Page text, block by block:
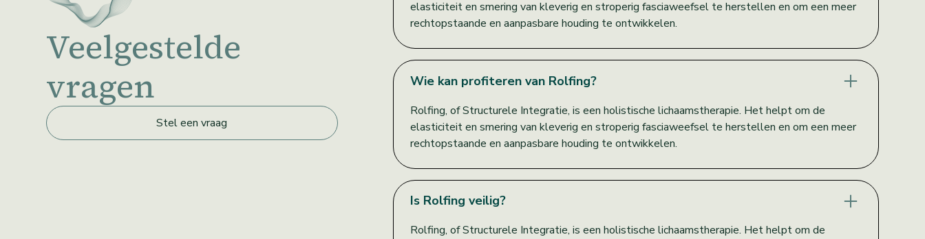
Veelgestelde
vragen
Stel een vraag
elasticiteit en smering van kleverig en stroperig fasciaweefsel te herstellen en om een meer
rechtopstaande en aanpasbare houding te ontwikkelen.
Wie kan profiteren van Rolfing?
Rolfing, of Structurele Integratie, is een holistische lichaamstherapie. Het helpt om de
elasticiteit en smering van kleverig en stroperig fasciaweefsel te herstellen en om een meer
rechtopstaande en aanpasbare houding te ontwikkelen.
Is Rolfing veilig?
Rolfing, of Structurele Integratie, is een holistische lichaamstherapie. Het helpt om de